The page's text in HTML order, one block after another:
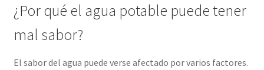
¿Por qué el agua potable puede tener
mal sabor?
El sabor del agua puede verse afectado por varios factores.